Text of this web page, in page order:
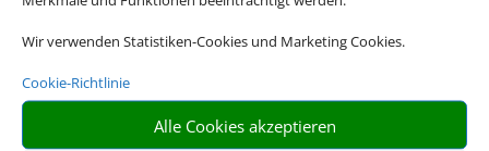
Wir verwenden Statistiken-Cookies und Marketing Cookies.
Cookie-Richtlinie
Alle Cookies akzeptieren